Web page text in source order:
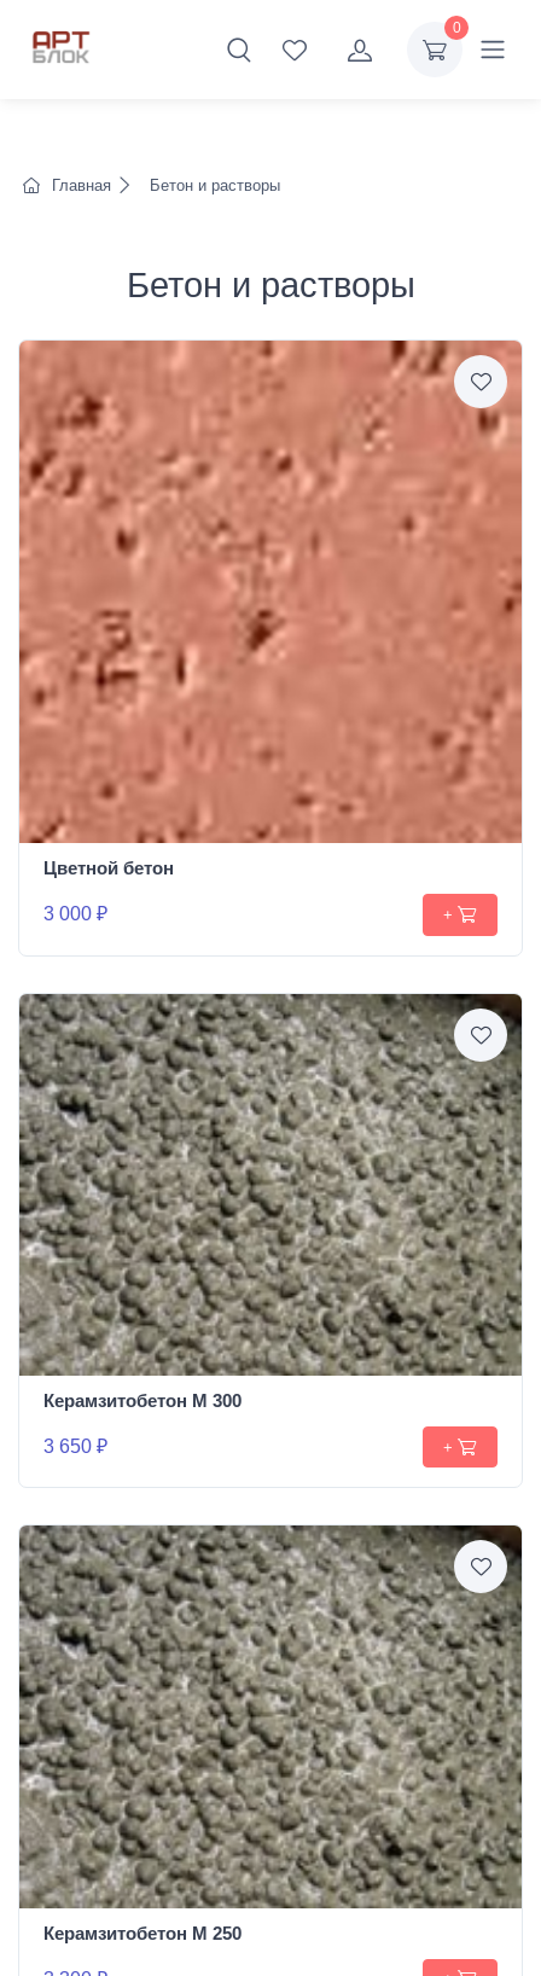
0
Главная Бетон и растворы
Бетон и растворы
Цветной бетон
3 000 ₽ +
Керамзитобетон М 300
3 650 ₽ +
Керамзитобетон М 250